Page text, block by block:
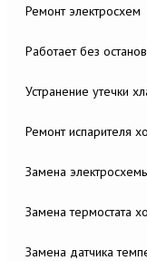
Ремонт электросхем
Работает без
Устранение утечки
Ремонт испарителя
Замена
Замена термостата
Замена датчика